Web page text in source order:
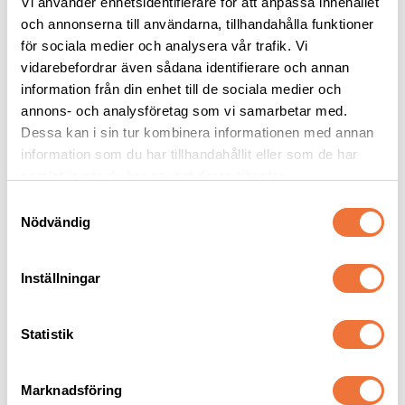
och annonserna till användarna, tillhandahålla funktioner
för sociala medier och analysera vår trafik. Vi
vidarebefordrar även sådana identifierare och annan
information från din enhet till de sociala medier och
annons- och analysföretag som vi samarbetar med.
Dessa kan i sin tur kombinera informationen med annan
information som du har tillhandahållit eller som de har
Nödvändig
Inställningar
Statistik
Marknadsföring
Vetbed Lila -
Svarta/vita hjärtan
Tjocklek ca 28 mm. Finns i tre storlekar
119kr
Blå boll med
tassmönster vinyl 7 cm
- hundleksak
Diameter 7 cm
29kr
Senaste besökta produkter